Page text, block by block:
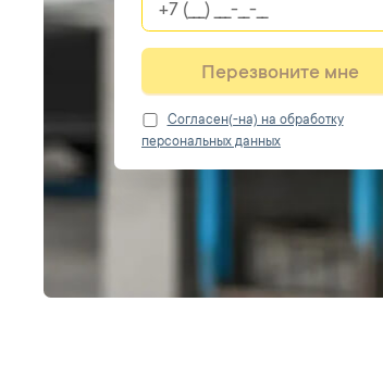
Перезвоните мне
Cогласен(-на) на обработку
персональных данных